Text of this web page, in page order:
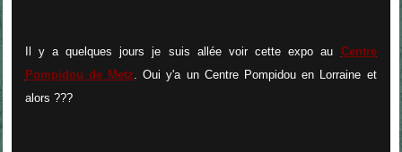
Il y a quelques jours je suis allée voir cette expo au Centre
Pompidou de Metz. Oui y'a un Centre Pompidou en Lorraine et
alors ???